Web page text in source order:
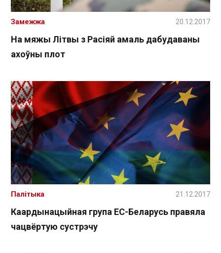
На мяжы Літвы з Расіяй амаль дабудаваны
ахоўны плот
Замежжа 20.12.2017
Каардынацыйная група ЕС-Беларусь правяла
чацвёртую сустрэчу
Палітыка 21.12.2017